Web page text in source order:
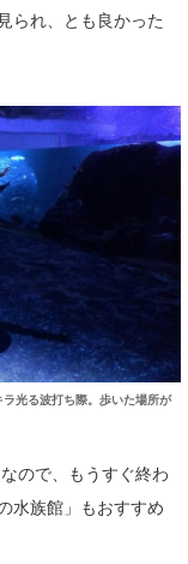
られ、とも良かった
光る波打ち際。歩いた場所が
ので、もうすぐ終わ
水族館」もおすすめ